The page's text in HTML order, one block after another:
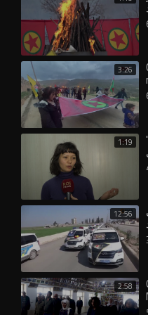
3:26
1:19 "سەرچاوەی دروشمی "ژن، ژیان،
12:56
2:58